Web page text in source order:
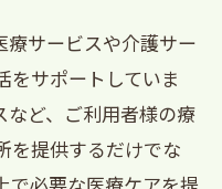
療サービスや介護サー
をサポートしていま
など、ご利用者様の療
を提供するだけでな